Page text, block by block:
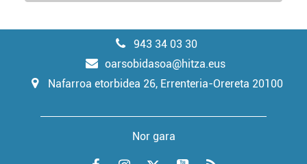
943 34 03 30
oarsobidasoa@hitza.eus
Nafarroa etorbidea 26, Errenteria-Orereta 20100
Nor gara